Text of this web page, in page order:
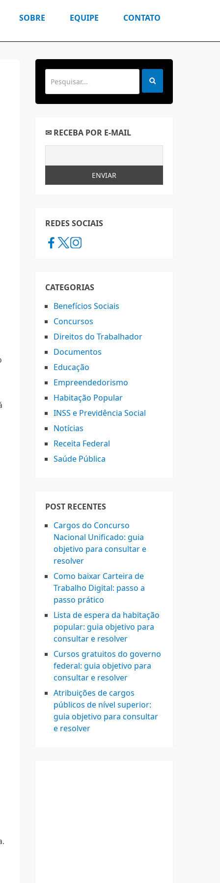
SOBRE EQUIPE CONTATO
✉ RECEBA POR E-MAIL
REDES SOCIAIS
CATEGORIAS
Benefícios Sociais
Concursos
Direitos do Trabalhador
Documentos
Educação
Empreendedorismo
Habitação Popular
INSS e Previdência Social
Notícias
Receita Federal
Saúde Pública
POST RECENTES
Cargos do Concurso
Nacional Unificado: guia
objetivo para consultar e
resolver
Como baixar Carteira de
Trabalho Digital: passo a
passo prático
Lista de espera da habitação
popular: guia objetivo para
consultar e resolver
Cursos gratuitos do governo
federal: guia objetivo para
consultar e resolver
Atribuições de cargos
públicos de nível superior:
guia objetivo para consultar
e resolver